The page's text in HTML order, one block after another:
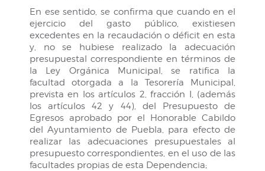
En ese sentido, se confirma que cuando en el
ejercicio del gasto público, existiesen
excedentes en la recaudación o déficit en esta
y, no se hubiese realizado la adecuación
presupuestal correspondiente en términos de
la Ley Orgánica Municipal, se ratifica la
facultad otorgada a la Tesorería Municipal,
prevista en los artículos 2, fracción I, (además
los artículos 42 y 44), del Presupuesto de
Egresos aprobado por el Honorable Cabildo
del Ayuntamiento de Puebla, para efecto de
realizar las adecuaciones presupuestales al
presupuesto correspondientes, en el uso de las
facultades propias de esta Dependencia;